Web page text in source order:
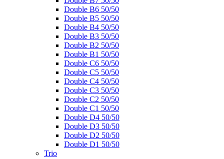
Double B6 50/50
Double B5 50/50
Double B4 50/50
Double B3 50/50
Double B2 50/50
Double B1 50/50
Double C6 50/50
Double C5 50/50
Double C4 50/50
Double C3 50/50
Double C2 50/50
Double C1 50/50
Double D4 50/50
Double D3 50/50
Double D2 50/50
Double D1 50/50
Trio